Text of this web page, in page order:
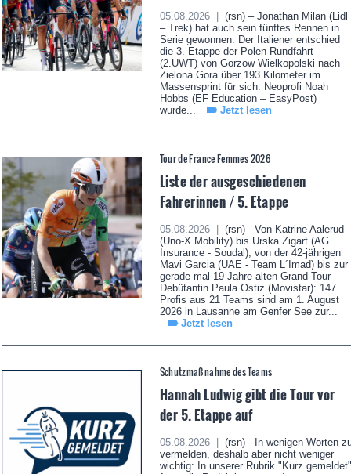
05.08.2026 |
(rsn) – Jonathan Milan (Lidl
– Trek) hat auch sein fünftes Rennen in
Serie gewonnen. Der Italiener entschied
die 3. Etappe der Polen-Rundfahrt
(2.UWT) von Gorzow Wielkopolski nach
Zielona Gora über 193 Kilometer im
Massensprint für sich. Neoprofi Noah
Hobbs (EF Education – EasyPost)
wurde...
Jetzt lesen
Tour de France Femmes 2026
Liste der ausgeschiedenen
Fahrerinnen / 5. Etappe
05.08.2026 |
(rsn) - Von Katrine Aalerud
(Uno-X Mobility) bis Urska Zigart (AG
Insurance - Soudal); von der 42-jährigen
Mavi Garcia (UAE - Team L´Imad) bis zur
gerade mal 19 Jahre alten Grand-Tour
Debütantin Paula Ostiz (Movistar): 147
Profis aus 21 Teams sind am 1. August
2026 in Lausanne am Genfer See zur...
Jetzt lesen
Schutzmaßnahme des Teams
Hannah Ludwig gibt die Tour vor
der 5. Etappe auf
05.08.2026 |
(rsn) - In wenigen Worten
vermelden, deshalb aber nicht weniger
wichtig: In unserer Rubrik "Kurz gemeldet"